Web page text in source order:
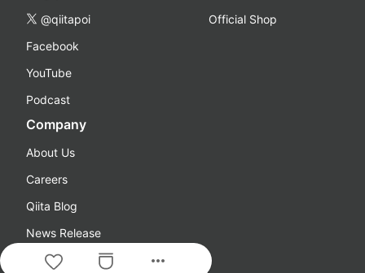
more_horiz
@qiitapoi
Facebook
YouTube
Podcast
Official Shop
Company
About Us
Careers
Qiita Blog
News Release